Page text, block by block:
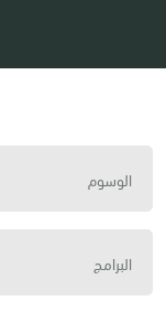
الوسوم
البرامج